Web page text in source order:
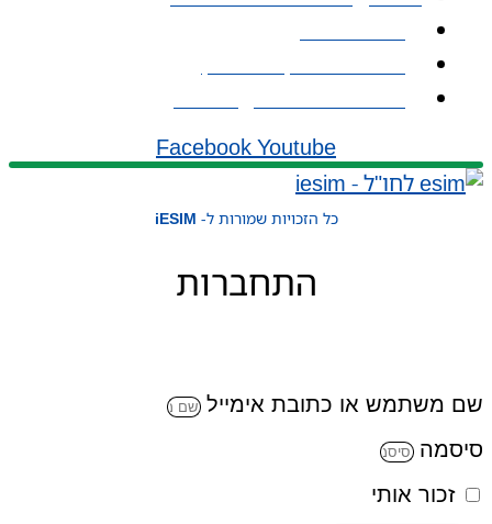
Facebook Youtube
כל הזכויות שמורות ל- iESIM
התחברות
שם משתמש או כתובת אימייל
סיסמה
זכור אותי